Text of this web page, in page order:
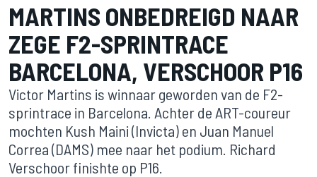
MARTINS ONBEDREIGD NAAR
ZEGE F2-SPRINTRACE
BARCELONA, VERSCHOOR P16
Victor Martins is winnaar geworden van de F2-
sprintrace in Barcelona. Achter de ART-coureur
mochten Kush Maini (Invicta) en Juan Manuel
Correa (DAMS) mee naar het podium. Richard
Verschoor finishte op P16.